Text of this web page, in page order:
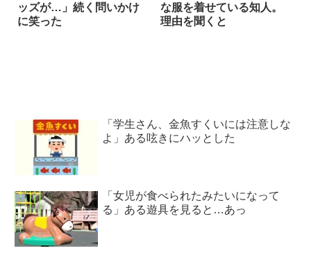
ッズが…」続く問いかけ
に笑った
な服を着せている知人。
理由を聞くと
「学生さん、金魚すくいには注意しな
よ」ある呟きにハッとした
「女児が食べられたみたいになって
る」ある遊具を見ると…あっ